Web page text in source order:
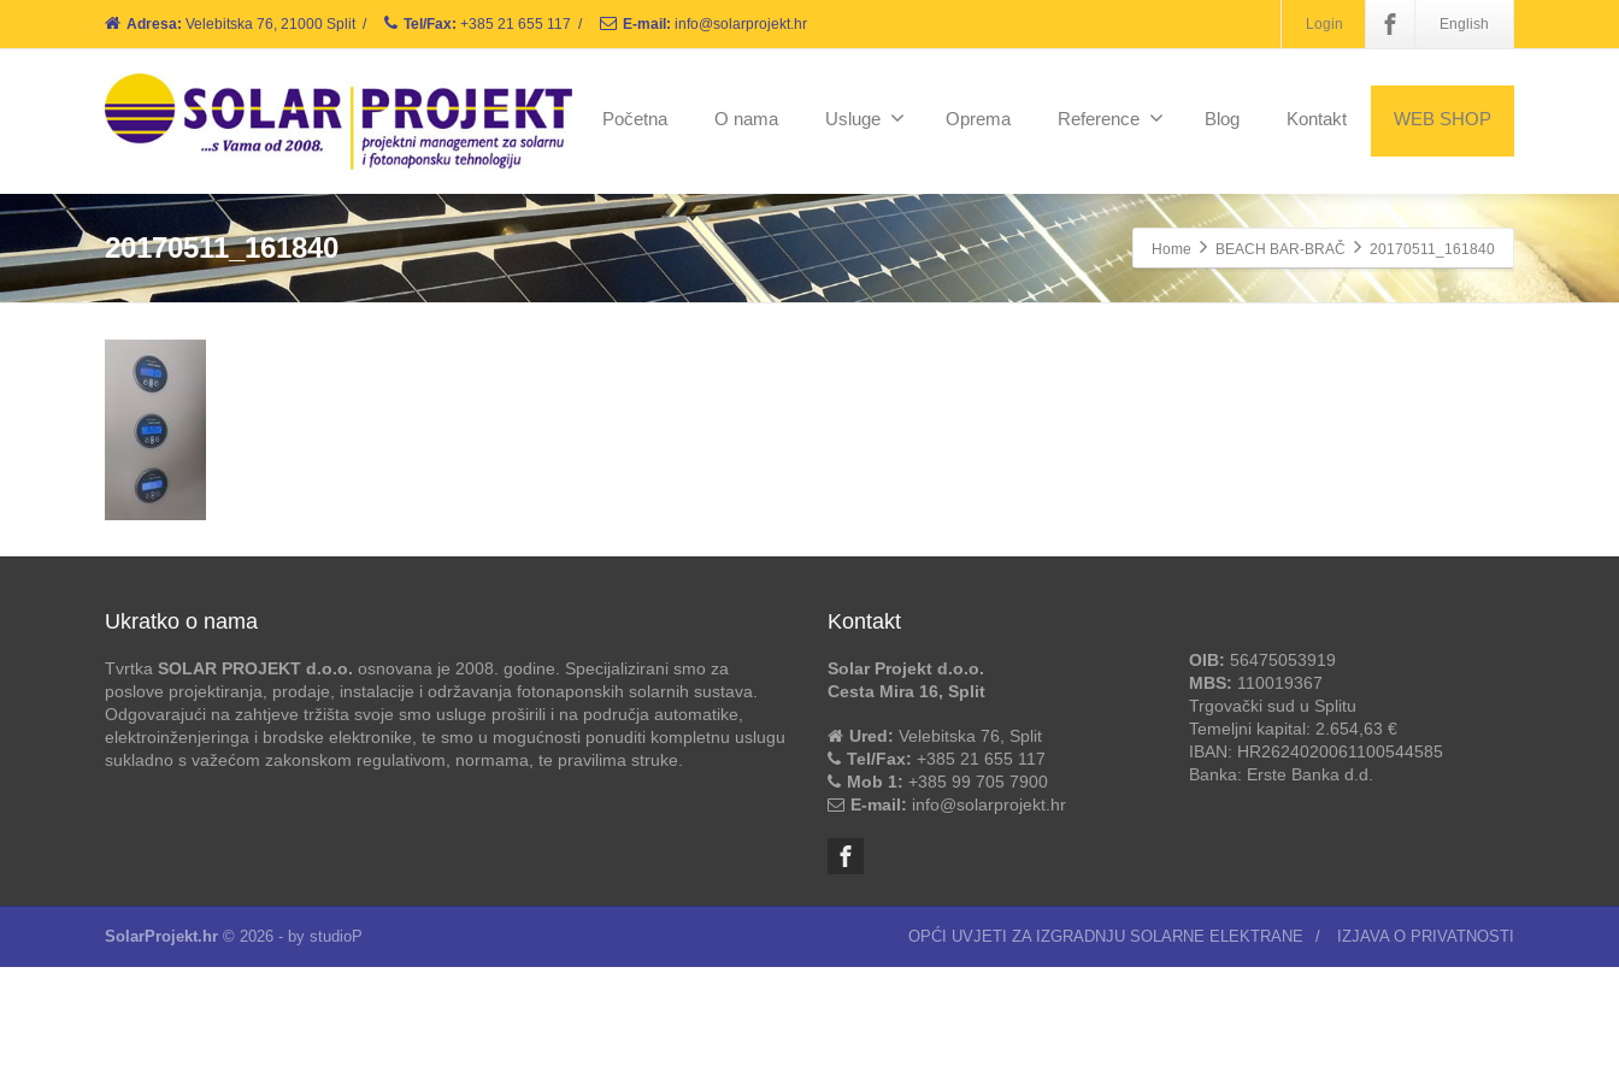
Adresa: Velebitska 76, 21000 Split / Tel/Fax: +385 21 655 117 / E-mail: info@solarprojekt.hr Login English
Početna O nama Usluge Oprema Reference Blog Kontakt WEB SHOP
20170511_161840 Home BEACH BAR-BRAČ 20170511_161840
Ukratko o nama
Tvrtka SOLAR PROJEKT d.o.o. osnovana je 2008. godine. Specijalizirani smo za
poslove projektiranja, prodaje, instalacije i održavanja fotonaponskih solarnih sustava.
Odgovarajući na zahtjeve tržišta svoje smo usluge proširili i na područja automatike,
elektroinženjeringa i brodske elektronike, te smo u mogućnosti ponuditi kompletnu uslugu
sukladno s važećom zakonskom regulativom, normama, te pravilima struke.
Kontakt
Solar Projekt d.o.o.
Cesta Mira 16, Split
Ured: Velebitska 76, Split
Tel/Fax: +385 21 655 117
Mob 1: +385 99 705 7900
E-mail: info@solarprojekt.hr
OIB: 56475053919
MBS: 110019367
Trgovački sud u Splitu
Temeljni kapital: 2.654,63 €
IBAN: HR2624020061100544585
Banka: Erste Banka d.d.
SolarProjekt.hr © 2026 - by studioP OPĆI UVJETI ZA IZGRADNJU SOLARNE ELEKTRANE / IZJAVA O PRIVATNOSTI